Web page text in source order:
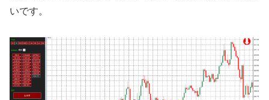
いです。